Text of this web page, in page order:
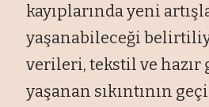
kayıplarında yeni
yaşanabileceği
verileri, tekstil ve hazır
yaşanan sıkıntının